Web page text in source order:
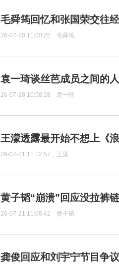
毛舜筠回忆和张国荣交往
26-07-28 11:00:25 毛舜筠
袁一琦谈丝芭成员之间的
26-07-28 10:58:28 袁一琦
王濛透露最开始不想上《
26-07-21 11:12:57 王濛
黄子韬“崩溃”回应没拉裤
26-07-21 11:08:42 黄子韬
龚俊回应和刘宇宁节目争